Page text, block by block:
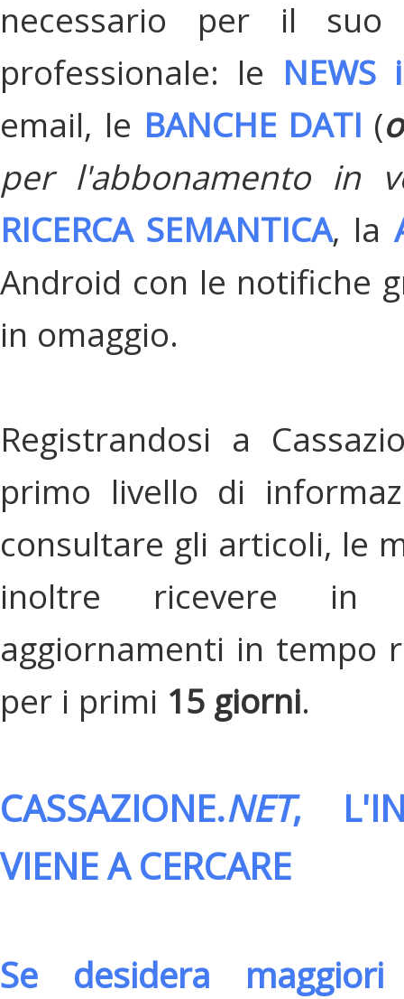
necessario per il suo
professionale: le
email, le BANCHE DATI (
per l'abbonamento in
RICERCA SEMANTICA, la
Android con le notifiche
in omaggio.
Registrandosi a
primo livello di
consultare gli articoli, le
inoltre ricevere in
aggiornamenti in tempo
per i primi 15 giorni.
CASSAZIONE.NET,
VIENE A CERCARE
Se desidera